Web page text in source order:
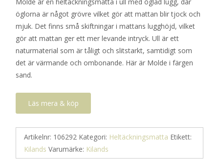
öglorna är något grövre vilket gör att mattan blir tjock och
mjuk. Det finns små skiftningar i mattans lugghöjd, vilket
gör att mattan ger ett mer levande intryck. Ull är ett
naturmaterial som är tåligt och slitstarkt, samtidigt som
det är värmande och ombonande. Här är Molde i färgen
sand.
Läs mera & köp
Artikelnr: 106292 Kategori: Heltäckningsmatta Etikett:
Kilands Varumärke: Kilands